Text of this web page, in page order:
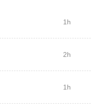
1h
2h
1h